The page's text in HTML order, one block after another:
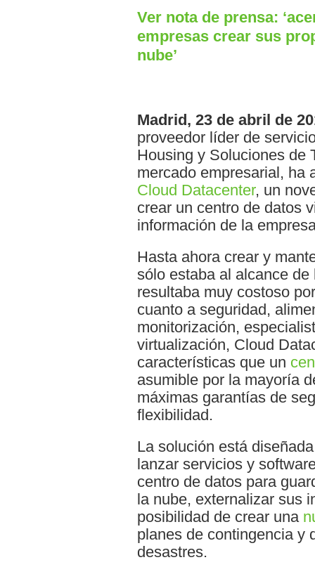
Ver nota de prensa:
empresas crear sus
nube’
Madrid, 23 de abril de
proveedor líder de
Housing y Soluciones de
mercado empresarial, ha
Cloud Datacenter, un
crear un centro de datos
información de la
Hasta ahora crear y
sólo estaba al alcance
resultaba muy costoso
cuanto a seguridad,
monitorización,
virtualización, Cloud
características que un
asumible por la mayoría
máximas garantías de
flexibilidad.
La solución está
lanzar servicios y
centro de datos para
la nube, externalizar sus
posibilidad de crear una
planes de contingencia y
desastres.